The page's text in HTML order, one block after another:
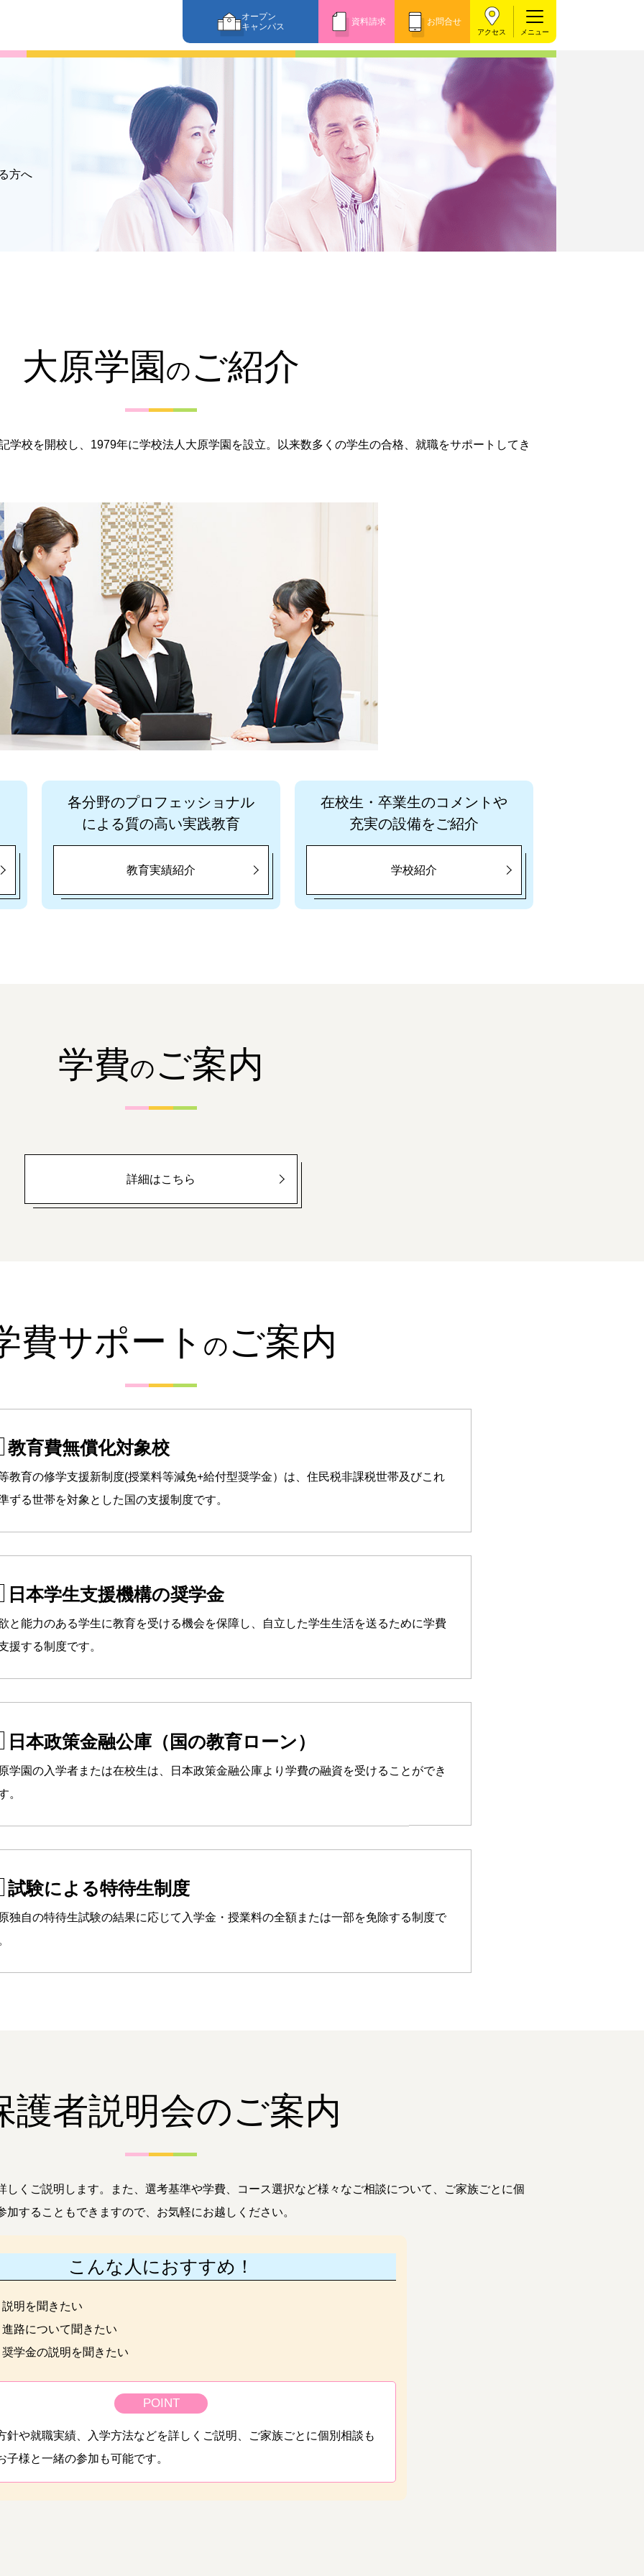
オープン
キャンパス
資料請求 お問合せ
アクセス
方へ
大原学園 のご紹介
学校を開校し、1979年に学校法人大原学園を設立。以来数多くの学生の合格、就職をサポートしてき
各分野のプロフェッショナル
による質の高い実践教育
教育実績紹介
在校生・卒業生のコメントや
充実の設備をご紹介
学校紹介
学費のご案内
詳細はこちら
費サポート のご案内
教育費無償化対象校
教育の修学支援新制度(授業料等減免+給付型奨学金）は、住民税非課税世帯及びこれ
ずる世帯を対象とした国の支援制度です。
日本学生支援機構の奨学金
と能力のある学生に教育を受ける機会を保障し、自立した学生生活を送るために学費
援する制度です。
日本政策金融公庫（国の教育ローン）
学園の入学者または在校生は、日本政策金融公庫より学費の融資を受けることができ
。
試験による特待生制度
独自の特待生試験の結果に応じて入学金・授業料の全額または一部を免除する制度で
護者説明会のご案内
くご説明します。また、選考基準や学費、コース選択など様々なご相談について、ご家族ごとに個
することもできますので、お気軽にお越しください。
こんな人におすすめ！
明を聞きたい
路について聞きたい
学金の説明を聞きたい
POINT
針や就職実績、入学方法などを詳しくご説明、ご家族ごとに個別相談も
子様と一緒の参加も可能です。